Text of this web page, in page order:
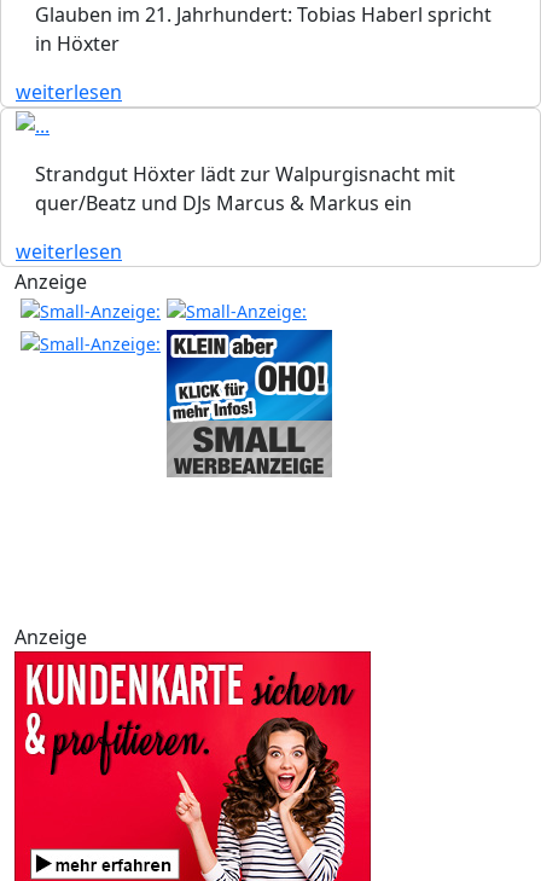
Glauben im 21. Jahrhundert: Tobias Haberl spricht
in Höxter
weiterlesen
Strandgut Höxter lädt zur Walpurgisnacht mit
quer/Beatz und DJs Marcus & Markus ein
weiterlesen
Anzeige
Anzeige